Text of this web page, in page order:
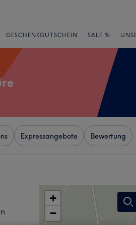
GESCHENKGUTSCHEIN SALE %
Expressangebote Bewertung
+
−